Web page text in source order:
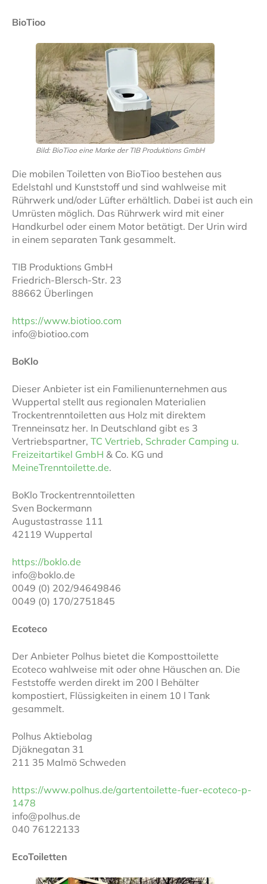
BioTioo
Bild: BioTioo eine Marke der TIB Produktions GmbH
Die mobilen Toiletten von BioTioo bestehen aus
Edelstahl und Kunststoff und sind wahlweise mit
Rührwerk und/oder Lüfter erhältlich. Dabei ist auch ein
Umrüsten möglich. Das Rührwerk wird mit einer
Handkurbel oder einem Motor betätigt. Der Urin wird
in einem separaten Tank gesammelt.
TIB Produktions GmbH
Friedrich-Blersch-Str. 23
88662 Überlingen
https://www.biotioo.com
info@biotioo.com
BoKlo
Dieser Anbieter ist ein Familienunternehmen aus
Wuppertal stellt aus regionalen Materialien
Trockentrenntoiletten aus Holz mit direktem
Trenneinsatz her. In Deutschland gibt es 3
Vertriebspartner, TC Vertrieb, Schrader Camping u.
Freizeitartikel GmbH & Co. KG und
MeineTrenntoilette.de.
BoKlo Trockentrenntoiletten
Sven Bockermann
Augustastrasse 111
42119 Wuppertal
https://boklo.de
info@boklo.de
0049 (0) 202/94649846
0049 (0) 170/2751845
Ecoteco
Der Anbieter Polhus bietet die Komposttoilette
Ecoteco wahlweise mit oder ohne Häuschen an. Die
Feststoffe werden direkt im 200 l Behälter
kompostiert, Flüssigkeiten in einem 10 l Tank
gesammelt.
Polhus Aktiebolag
Djäknegatan 31
211 35 Malmö Schweden
https://www.polhus.de/gartentoilette-fuer-ecoteco-p-
1478
info@polhus.de
040 76122133
EcoToiletten